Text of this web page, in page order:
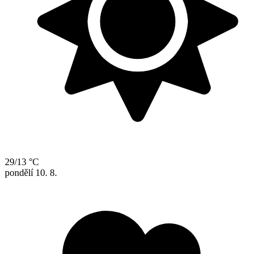
29/13 °C
pondělí 10. 8.